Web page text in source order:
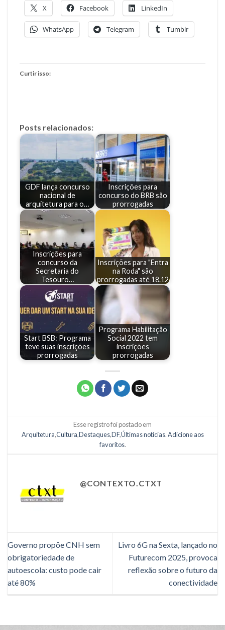
X Facebook LinkedIn
WhatsApp Telegram Tumblr
Curtir isso:
Posts relacionados:
GDF lança concurso
nacional de
arquitetura para o…
Inscrições para
concurso do BRB são
prorrogadas
Inscrições para
concurso da
Secretaria do
Tesouro…
Inscrições para "Entra
na Roda" são
prorrogadas até 18.12
Start BSB: Programa
teve suas inscrições
prorrogadas
Programa Habilitação
Social 2022 tem
inscrições
prorrogadas
Esse registro foi postado em
Arquitetura,Cultura,Destaques,DF,Últimas notícias.Adicione aos
favoritos.
@CONTEXTO.CTXT
Governo propõe CNH sem
obrigatoriedade de
autoescola: custo pode cair
até 80%
Livro 6G na Sexta, lançado no
Futurecom 2025, provoca
reflexão sobre o futuro da
conectividade